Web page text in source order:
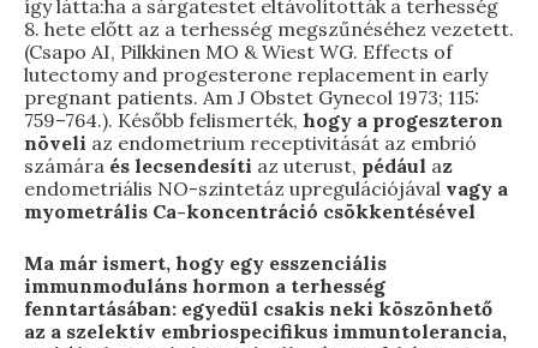
így látta:ha a sárgatestet eltávolították a terhesség
8. hete előtt az a terhesség megszűnéséhez vezetett.
(Csapo AI, Pilkkinen MO & Wiest WG. Effects of
lutectomy and progesterone replacement in early
pregnant patients. Am J Obstet Gynecol 1973; 115:
759–764.). Később felismerték, hogy a progeszteron
növeli az endometrium receptivitását az embrió
számára és lecsendesíti az uterust, pédául az
endometriális NO-szintetáz upregulációjával vagy a
myometrális Ca-koncentráció csökkentésével
Ma már ismert, hogy egy esszenciális
immunmoduláns hormon a terhesség
fenntartásában: egyedül csakis neki köszönhető
az a szelektív embriospecifikus immuntolerancia,